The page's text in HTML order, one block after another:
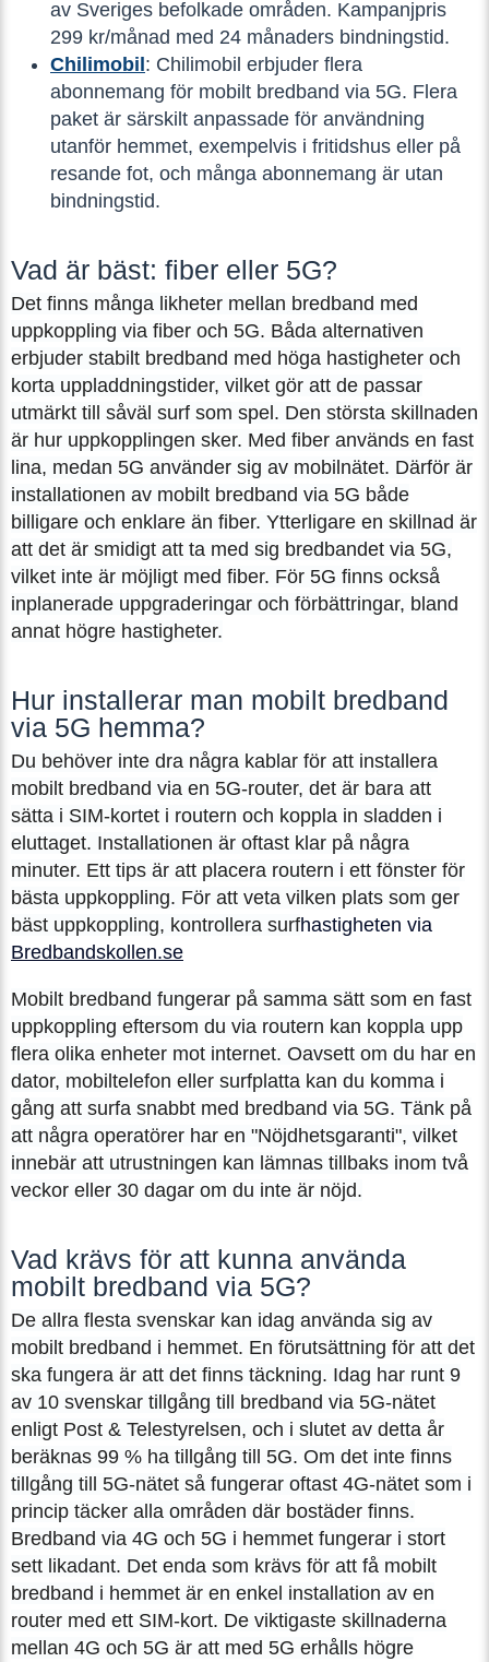
av Sveriges befolkade områden. Kampanjpris
299 kr/månad med 24 månaders bindningstid.
Chilimobil : Chilimobil erbjuder flera
abonnemang för mobilt bredband via 5G. Flera
paket är särskilt anpassade för användning
utanför hemmet, exempelvis i fritidshus eller på
resande fot, och många abonnemang är utan
bindningstid.
Vad är bäst: fiber eller 5G?
Det finns många likheter mellan bredband med
uppkoppling via fiber och 5G. Båda alternativen
erbjuder stabilt bredband med höga hastigheter och
korta uppladdningstider, vilket gör att de passar
utmärkt till såväl surf som spel. Den största skillnaden
är hur uppkopplingen sker. Med fiber används en fast
lina, medan 5G använder sig av mobilnätet. Därför är
installationen av mobilt bredband via 5G både
billigare och enklare än fiber. Ytterligare en skillnad är
att det är smidigt att ta med sig bredbandet via 5G,
vilket inte är möjligt med fiber. För 5G finns också
inplanerade uppgraderingar och förbättringar, bland
annat högre hastigheter.
Hur installerar man mobilt bredband
via 5G hemma?
Du behöver inte dra några kablar för att installera
mobilt bredband via en 5G-router, det är bara att
sätta i SIM-kortet i routern och koppla in sladden i
eluttaget. Installationen är oftast klar på några
minuter. Ett tips är att placera routern i ett fönster för
bästa uppkoppling. För att veta vilken plats som ger
bäst uppkoppling, kontrollera surfhastigheten via
Bredbandskollen.se
Mobilt bredband fungerar på samma sätt som en fast
uppkoppling eftersom du via routern kan koppla upp
flera olika enheter mot internet. Oavsett om du har en
dator, mobiltelefon eller surfplatta kan du komma i
gång att surfa snabbt med bredband via 5G. Tänk på
att några operatörer har en "Nöjdhetsgaranti", vilket
innebär att utrustningen kan lämnas tillbaks inom två
veckor eller 30 dagar om du inte är nöjd.
Vad krävs för att kunna använda
mobilt bredband via 5G?
De allra flesta svenskar kan idag använda sig av
mobilt bredband i hemmet. En förutsättning för att det
ska fungera är att det finns täckning. Idag har runt 9
av 10 svenskar tillgång till bredband via 5G-nätet
enligt Post & Telestyrelsen, och i slutet av detta år
beräknas 99 % ha tillgång till 5G. Om det inte finns
tillgång till 5G-nätet så fungerar oftast 4G-nätet som i
princip täcker alla områden där bostäder finns.
Bredband via 4G och 5G i hemmet fungerar i stort
sett likadant. Det enda som krävs för att få mobilt
bredband i hemmet är en enkel installation av en
router med ett SIM-kort. De viktigaste skillnaderna
mellan 4G och 5G är att med 5G erhålls högre